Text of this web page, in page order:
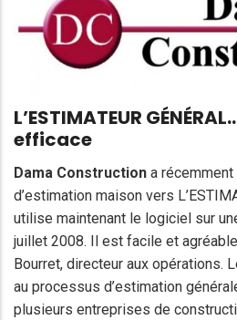
L’ESTIMATEUR
efficace
Dama Construction a récemment
d’estimation maison vers
utilise maintenant le logiciel sur
juillet 2008. Il est facile et agréable
Bourret, directeur aux opérations.
au processus d’estimation
plusieurs entreprises de